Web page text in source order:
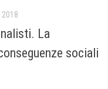
2018
La
sociali